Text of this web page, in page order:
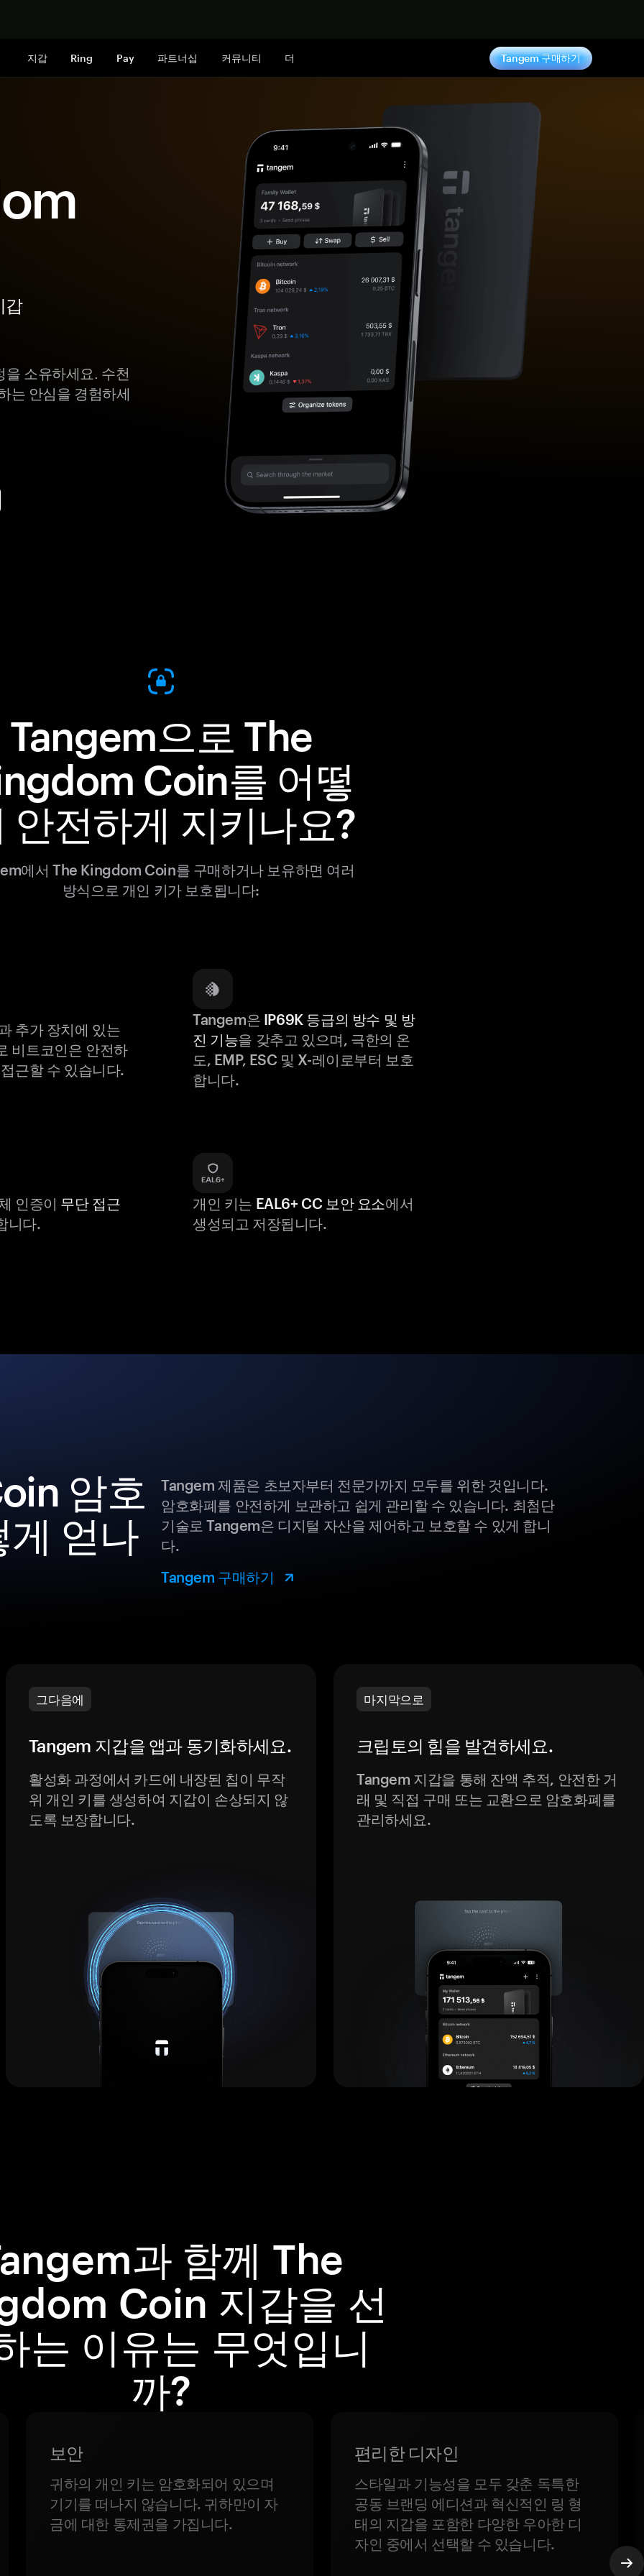
지갑 Ring Pay 파트너십 커뮤니티 더 Tangem 구매하기
갑
소유하세요. 수천
는 안심을 경험하세
Tangem으로 The
Coin를 어떻
안전하게 지키나요?
에서 The Kingdom Coin를 구매하거나 보유하면 여러
방식으로 개인 키가 보호됩니다:
추가 장치에 있는
비트코인은 안전하
근할 수 있습니다.
Tangem은 IP69K 등급의 방수 및 방
진 기능을 갖추고 있으며, 극한의 온
도, EMP, ESC 및 X-레이로부터 보호
합니다.
인증이 무단 접근
니다.
개인 키는 EAL6+ CC 보안 요소에서
생성되고 저장됩니다.
암호
게 얻나
Tangem 제품은 초보자부터 전문가까지 모두를 위한 것입니다.
암호화폐를 안전하게 보관하고 쉽게 관리할 수 있습니다. 최첨단
기술로 Tangem은 디지털 자산을 제어하고 보호할 수 있게 합니
다.
Tangem 구매하기
그다음에
Tangem 지갑을 앱과 동기화하세요.
활성화 과정에서 카드에 내장된 칩이 무작
위 개인 키를 생성하여 지갑이 손상되지 않
도록 보장합니다.
마지막으로
크립토의 힘을 발견하세요.
Tangem 지갑을 통해 잔액 추적, 안전한 거
래 및 직접 구매 또는 교환으로 암호화폐를
관리하세요.
과 함께 The
Coin 지갑을 선
는 이유는 무엇입니
까?
보안
귀하의 개인 키는 암호화되어 있으며
기기를 떠나지 않습니다. 귀하만이 자
금에 대한 통제권을 가집니다.
편리한 디자인
스타일과 기능성을 모두 갖춘 독특한
공동 브랜딩 에디션과 혁신적인 링 형
태의 지갑을 포함한 다양한 우아한 디
자인 중에서 선택할 수 있습니다.